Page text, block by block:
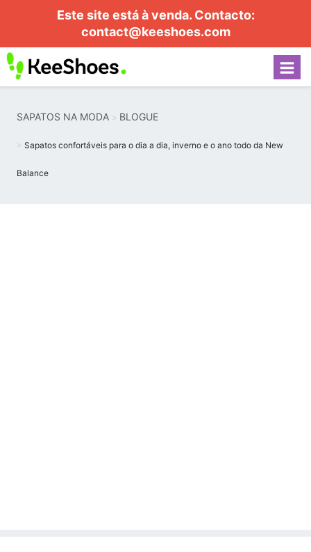
Este site está à venda. Contacto:
contact@keeshoes.com
SAPATOS NA MODA BLOGUE
Sapatos confortáveis ​​para o dia a dia, inverno e o ano todo da New
Balance